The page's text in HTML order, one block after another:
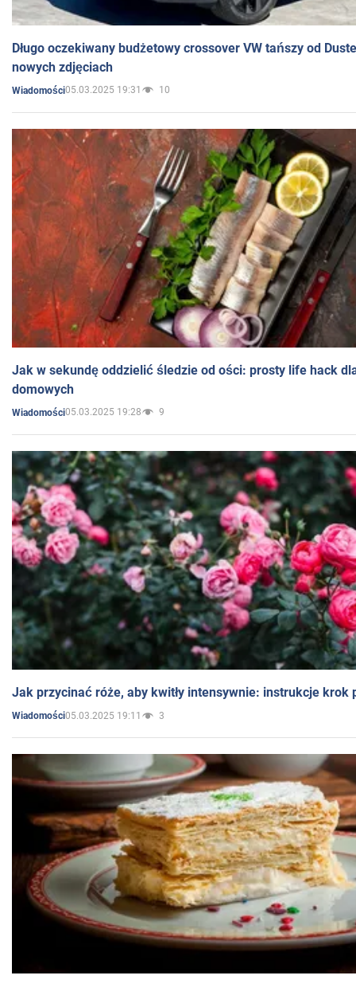
Długo oczekiwany budżetowy crossover VW tańszy od
nowych zdjęciach
Wiadomości05.03.2025 19:31 10
Jak w sekundę oddzielić śledzie od ości: prosty life hack
domowych
Wiadomości05.03.2025 19:28 9
Jak przycinać róże, aby kwitły intensywnie: instrukcje krok
Wiadomości05.03.2025 19:11 3